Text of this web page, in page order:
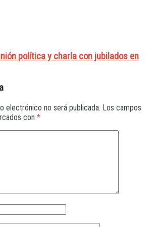
política y charla con jubilados en
electrónico no será publicada. Los campos
con *